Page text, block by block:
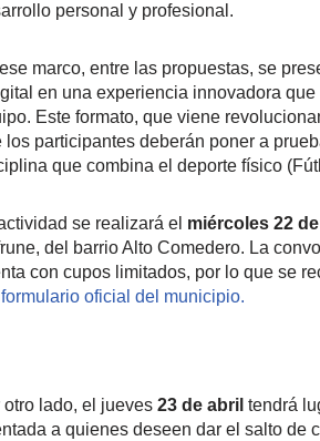
personal y profesional.
marco, entre las propuestas, se
en una experiencia innovadora
Este formato, que viene
los participantes deberán poner a
que combina el deporte físico
se realizará el miércoles 22 de
del barrio Alto Comedero. La
con cupos limitados, por lo que se
formulario oficial del municipio.
otro lado, el jueves 23 de abril tendrá
a quienes deseen dar el salto de